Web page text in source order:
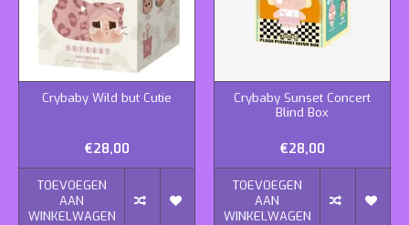
Crybaby Wild but Cutie
€28,00
TOEVOEGEN
AAN
WINKELWAGEN
Crybaby Sunset Concert
Blind Box
€28,00
TOEVOEGEN
AAN
WINKELWAGEN